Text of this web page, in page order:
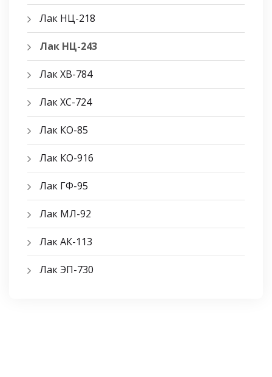
Лак НЦ-218
Лак НЦ-243
Лак ХВ-784
Лак ХС-724
Лак КО-85
Лак КО-916
Лак ГФ-95
Лак МЛ-92
Лак АК-113
Лак ЭП-730